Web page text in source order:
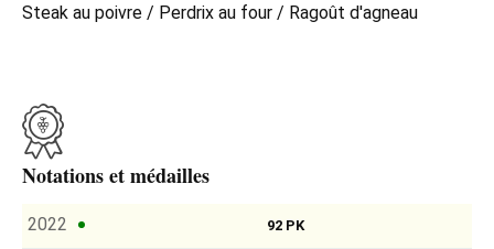
Steak au poivre / Perdrix au four / Ragoût d'agneau
Notations et médailles
2022 92 PK